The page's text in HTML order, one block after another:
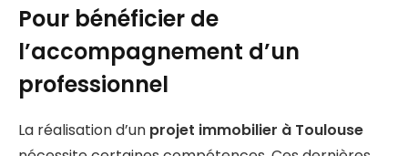
Pour bénéficier de
l’accompagnement d’un
professionnel
La réalisation d’un projet immobilier à Toulouse